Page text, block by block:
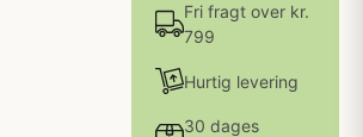
Fri fragt over kr.
799
Hurtig levering
30 dages